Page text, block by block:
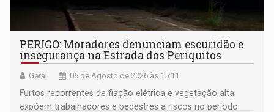
PERIGO: Moradores denunciam escuridão e
insegurança na Estrada dos Periquitos
Geral 06 de Agosto de 2026 às 15:11
Furtos recorrentes de fiação elétrica e vegetação alta
expõem trabalhadores e pedestres a riscos no período